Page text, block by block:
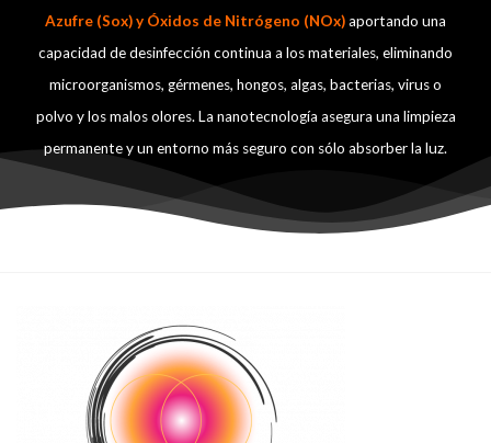
Azufre (Sox) y Óxidos de Nitrógeno (NOx)aportando una
capacidad de desinfección continua a los materiales, eliminando
microorganismos, gérmenes, hongos, algas, bacterias, virus o
polvo y los malos olores. La nanotecnología asegura una limpieza
permanente y un entorno más seguro con sólo absorber la luz.